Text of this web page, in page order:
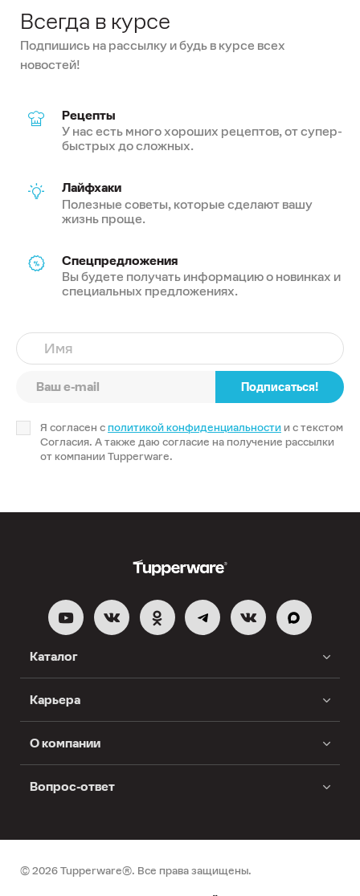
Всегда в курсе
Подпишись на рассылку и будь в курсе всех
новостей!
Рецепты
У нас есть много хороших рецептов, от супер-
быстрых до сложных.
Лайфхаки
Полезные советы, которые сделают вашу
жизнь проще.
Спецпредложения
Вы будете получать информацию о новинках и
специальных предложениях.
Имя
Подписаться!
Я согласен с политикой конфиденциальности и с текстом
Согласия. А также даю согласие на получение рассылки
от компании Tupperware.
Каталог
Карьера
О компании
Вопрос-ответ
© 2026 Tupperware®. Все права защищены.